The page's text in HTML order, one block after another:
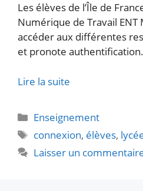
Les élèves de l’Île de
Numérique de Travail
accéder aux différentes
et pronote authentification.
Lire la suite
Catégories
Enseignement
Étiquettes
connexion, élèves,
Laisser un